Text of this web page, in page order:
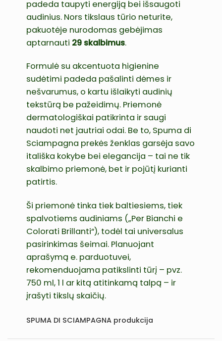
padeda taupyti energiją bei išsaugoti
audinius. Nors tikslaus tūrio neturite,
pakuotėje nurodomas gebėjimas
aptarnauti 29 skalbimus.
Formulė su akcentuota higienine
sudėtimi padeda pašalinti dėmes ir
nešvarumus, o kartu išlaikyti audinių
tekstūrą be pažeidimų. Priemonė
dermatologiškai patikrinta ir saugi
naudoti net jautriai odai. Be to, Spuma di
Sciampagna prekės ženklas garsėja savo
itališka kokybe bei elegancija – tai ne tik
skalbimo priemonė, bet ir pojūtį kurianti
patirtis.
Ši priemonė tinka tiek baltiesiems, tiek
spalvotiems audiniams („Per Bianchi e
Colorati Brillanti“), todėl tai universalus
pasirinkimas šeimai. Planuojant
aprašymą e. parduotuvei,
rekomenduojama patikslinti tūrį – pvz.
750 ml, 1 l ar kitą atitinkamą talpą – ir
įrašyti tikslų skaičių.
SPUMA DI SCIAMPAGNA produkcija